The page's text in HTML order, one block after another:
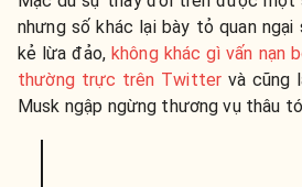
nhưng số khác lại bày tỏ quan
kẻ lừa đảo, không khác gì vấn nạn
thường trực trên Twitter và cũng
Musk ngập ngừng thương vụ thâu